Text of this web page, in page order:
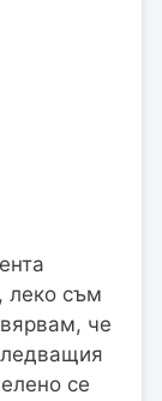
леко съм
че
се